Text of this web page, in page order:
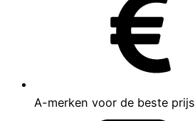
A-merken voor de beste prijs